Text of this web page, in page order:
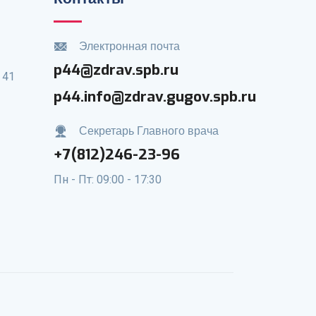
Электронная почта
p44@zdrav.spb.ru
p44.info@zdrav.gugov.spb.ru
Секретарь Главного врача
+7(812)246-23-96
Пн - Пт: 09:00 - 17:30